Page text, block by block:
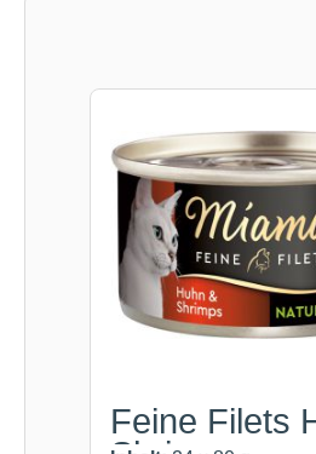
Produktgalerie überspringen
Feine Filets